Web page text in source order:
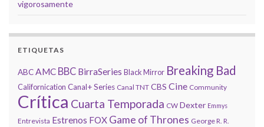
vigorosamente
ETIQUETAS
ABCAMC BBC BirraSeries Black Mirror Breaking Bad
Californication Canal+ Series Canal TNT CBS Cine Community
Crítica Cuarta Temporada CW Dexter Emmys
Entrevista Estrenos FOX Game of Thrones George R. R.